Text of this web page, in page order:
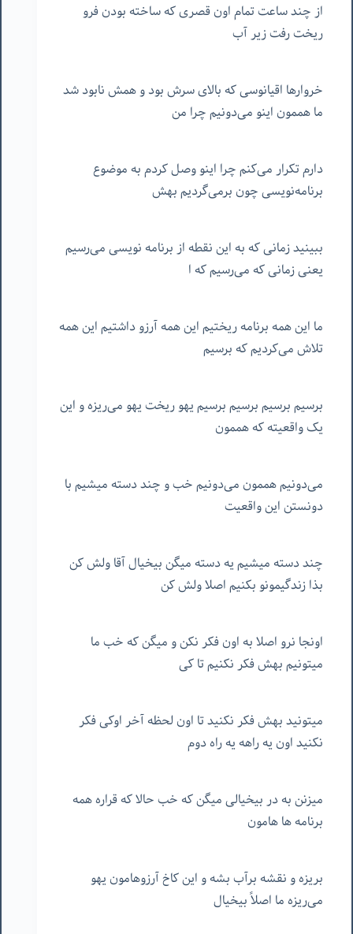
از چند ساعت تمام اون قصری که ساخته بودن فرو
ریخت رفت زیر آب
خروارها اقیانوسی که بالای سرش بود و همش نابود شد
ما هممون اینو می‌دونیم چرا من
دارم تکرار می‌کنم چرا اینو وصل کردم به موضوع
برنامه‌نویسی چون برمی‌گردیم بهش
ببینید زمانی که به این نقطه از برنامه نویسی می‌رسیم
یعنی زمانی که می‌رسیم که ا
ما این همه برنامه ریختیم این همه آرزو داشتیم این همه
تلاش می‌کردیم که برسیم
برسیم برسیم برسیم برسیم یهو ریخت یهو می‌ریزه و این
یک واقعیته که هممون
می‌دونیم هممون می‌دونیم خب و چند دسته میشیم با
دونستن این واقعیت
چند دسته میشیم یه دسته میگن بیخیال آقا ولش کن
بذا زندگیمونو بکنیم اصلا ولش کن
اونجا نرو اصلا به اون فکر نکن و میگن که خب ما
میتونیم بهش فکر نکنیم تا کی
میتونید بهش فکر نکنید تا اون لحظه آخر اوکی فکر
نکنید اون یه راهه یه راه دوم
میزنن به در بیخیالی میگن که خب حالا که قراره همه
برنامه ها هامون
بریزه و نقشه برآب بشه و این کاخ آرزوهامون یهو
می‌ریزه ما اصلاً بیخیال